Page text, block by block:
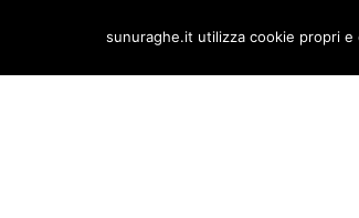
content
sunuraghe.it utilizza cookie propri